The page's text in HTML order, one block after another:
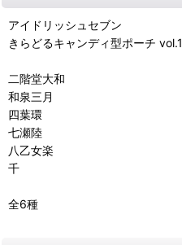
アイドリッシュセブン
きらどるキャンディ型ポーチ vol.1
二階堂大和
和泉三月
四葉環
七瀬陸
八乙女楽
千
全6種